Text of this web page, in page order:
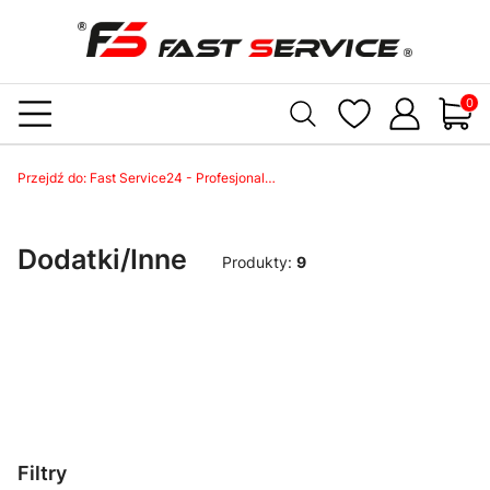
Przejdź do: Fast Service24 - Profesjonalne Meble Warsztatowe
Dodatki/Inne Produkty: 9
Filtry